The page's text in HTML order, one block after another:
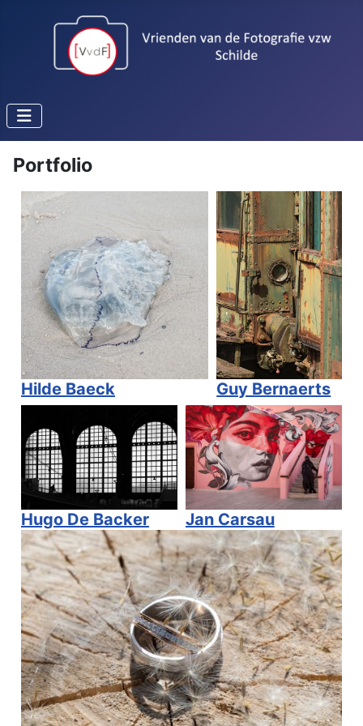
Portfolio
Hilde Baeck Guy Bernaerts
Hugo De Backer Jan Carsau